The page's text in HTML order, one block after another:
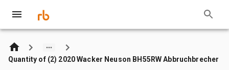
Quantity of (2) 2020 Wacker Neuson BH55RW Abbruchbrecher